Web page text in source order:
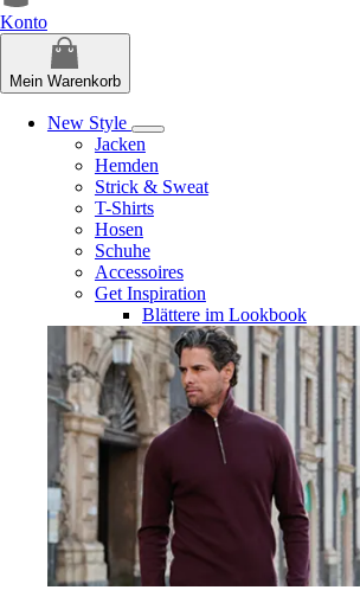
Konto
Mein Warenkorb
New Style
Jacken
Hemden
Strick & Sweat
T-Shirts
Hosen
Schuhe
Accessoires
Get Inspiration
Blättere im Lookbook